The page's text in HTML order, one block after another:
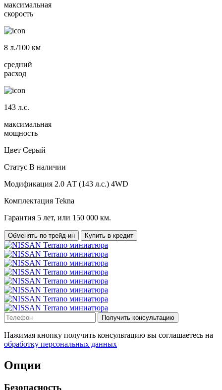
максимальная
скорость
8 л./100 км
средний
расход
143 л.с.
максимальная
мощность
Цвет Серый
Статус В наличии
Модификация 2.0 АТ (143 л.с.) 4WD
Комплектация Tekna
Гарантия 5 лет, или 150 000 км.
Обменять по трейд-ин Купить в кредит
Получить консультацию
Нажимая кнопку получить консультацию вы соглашаетесь на
обработку персональных данных
Опции
Безопасность